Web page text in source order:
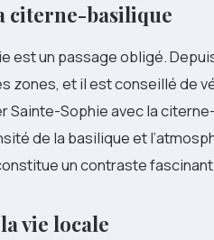
citerne-basilique
est un passage obligé.
zones, et il est conseillé de
Sainte-Sophie avec la
de la basilique et
un contraste
vie locale